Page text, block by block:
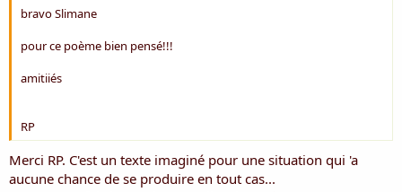
bravo Slimane
pour ce poème bien pensé!!!
amitiiés
RP
Merci RP. C'est un texte imaginé pour une situation qui 'a
aucune chance de se produire en tout cas...